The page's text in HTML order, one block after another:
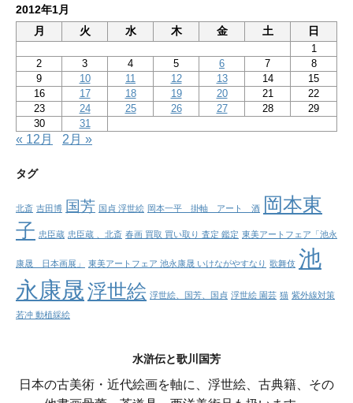
2012年1月
月
火 水 木 金 土 日
1
2
3 4 5 6 7
8
9
10 11 12 13 14
15
16
17 18 19 20 21
22
23
24 25 26 27 28
29
30
31
« 12月 2月 »
タグ
北斎 吉田博 国芳 国貞 浮世絵 岡本一平 掛軸 アート 酒
岡本東
子 忠臣蔵 忠臣蔵 、北斎 春画 買取 買い取り 査定 鑑定 東美アートフェア「池永
康晟 日本画展」 東美アートフェア 池永康晟 いけながやすなり 歌舞伎 池
永康晟浮世絵 浮世絵、国芳、国貞 浮世絵 園芸 猫 紫外線対策
若冲 動植綵絵
水滸伝と歌川国芳
日本の古美術・近代絵画を軸に、浮世絵、古典籍、その